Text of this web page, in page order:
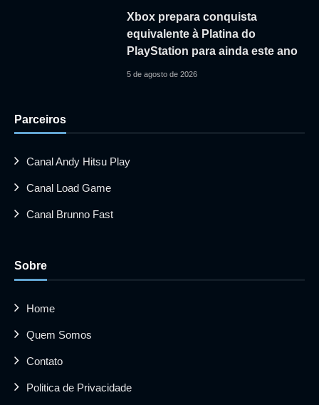
Xbox prepara conquista
equivalente à Platina do
PlayStation para ainda este ano
5 de agosto de 2026
Parceiros
Canal Andy Hitsu Play
Canal Load Game
Canal Brunno Fast
Sobre
Home
Quem Somos
Contato
Politica de Privacidade